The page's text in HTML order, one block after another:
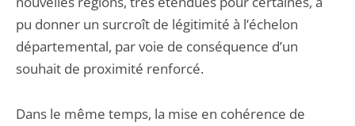
pu donner un surcroît de légitimité à l’échelon
départemental, par voie de conséquence d’un
souhait de proximité renforcé.
Dans le même temps, la mise en cohérence de